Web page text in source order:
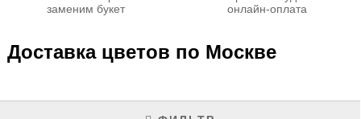
заменим букет
онлайн-оплата
Доставка цветов по Москве